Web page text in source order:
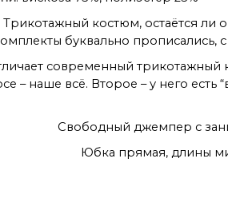
Трикотажный костюм, остаётся
буквально прописались,
современный трикотажный
– наше всё. Второе – у него есть
Свободный джемпер с
Юбка прямая, длины